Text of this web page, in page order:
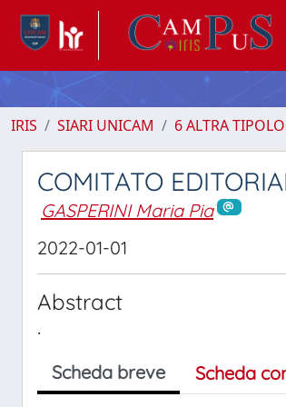
IRIS SIARI UNICAM 6 ALTRA
COMITATO
GASPERINI Maria Pia
2022-01-01
Abstract
.
Scheda breve Scheda